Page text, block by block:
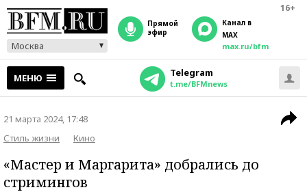
16+
Москва
прямой
эфир
Канал в
MAX
max.ru/bfm
МЕНЮ Telegram
t.me/BFMnews
21 марта 2024, 17:48
Стиль жизни
Кино
«Мастер и Маргарита» добрались до
стримингов